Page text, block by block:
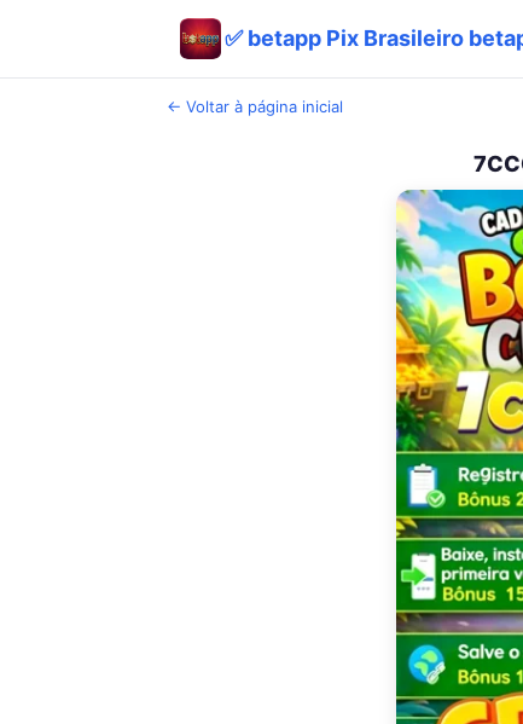
✅ betapp Pix Brasileiro
← Voltar à página inicial